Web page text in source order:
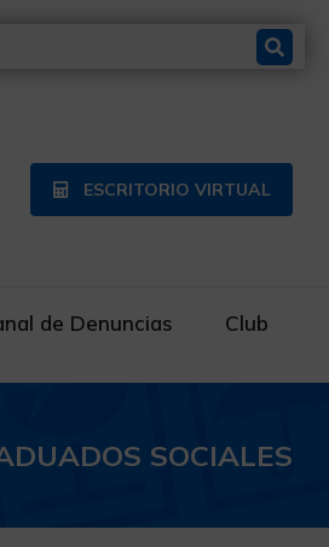
ESCRITORIO VIRTUAL
de Denuncias Club
SOCIALES